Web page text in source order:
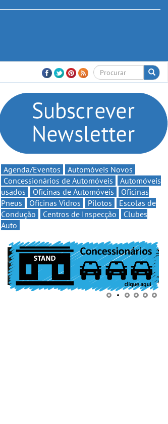
Agenda/Eventos
Automóveis Novos
Concessionários de Automóveis
Automóveis
usados
Oficinas de Automóveis
Oficinas
Pneus
Oficinas Vidros Pilotos
Escolas de
Condução
Centros de Inspecção
Clubes
Auto